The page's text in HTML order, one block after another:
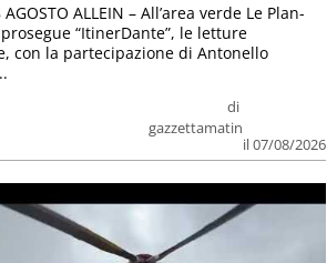
di
gazzettamatin
il 07/08/2026
AGOSTO ALLEIN – All’area verde Le Plan-
“ItinerDante”, le letture
con la partecipazione di Antonello